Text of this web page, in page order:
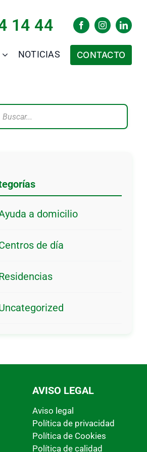
14 44
NOTICIAS CONTACTO
a domicilio
de día
AVISO LEGAL
Aviso legal
Política de privacidad
Política de Cookies
Política de calidad